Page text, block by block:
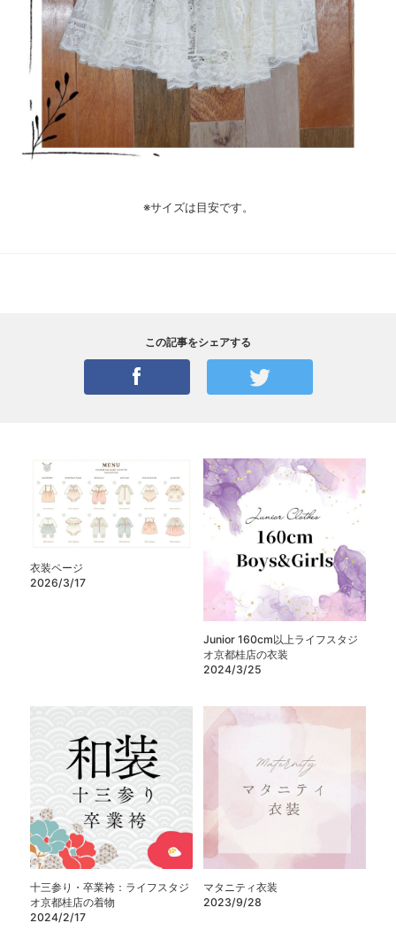
※サイズは目安です。
この記事をシェアする
衣装ページ
2026/3/17
Junior 160cm以上ライフスタジ
オ京都桂店の衣装
2024/3/25
十三参り・卒業袴：ライフスタジ
オ京都桂店の着物
2024/2/17
マタニティ衣装
2023/9/28